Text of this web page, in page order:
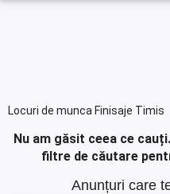
Locuri de munca Finisaje Timis
Nu am găsit ceea ce cauți.
filtre de căutare
Anunțuri care